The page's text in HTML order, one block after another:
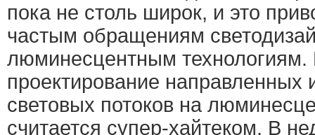
пока не столь широк, и это
частым обращениям
люминесцентным технологиям.
проектирование направленных
световых потоков на
считается супер-хайтеком. В